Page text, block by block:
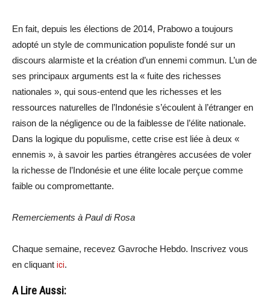
En fait, depuis les élections de 2014, Prabowo a toujours
adopté un style de communication populiste fondé sur un
discours alarmiste et la création d’un ennemi commun. L’un de
ses principaux arguments est la « fuite des richesses
nationales », qui sous-entend que les richesses et les
ressources naturelles de l’Indonésie s’écoulent à l’étranger en
raison de la négligence ou de la faiblesse de l’élite nationale.
Dans la logique du populisme, cette crise est liée à deux «
ennemis », à savoir les parties étrangères accusées de voler
la richesse de l’Indonésie et une élite locale perçue comme
faible ou compromettante.
Remerciements à Paul di Rosa
Chaque semaine, recevez Gavroche Hebdo. Inscrivez vous
en cliquant ici.
A Lire Aussi: